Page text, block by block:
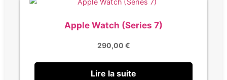
Apple Watch (Series 7)
290,00 €
Lire la suite